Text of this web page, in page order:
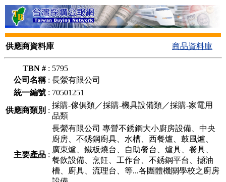
供應商資料庫 商品資料庫
TBN # : 5795
公司名稱: 長縈有限公司
統一編號 : 70501251
供應商類別 :
採購-傢俱類／採購-機具設備類／採購-家電用
品類
主要產品 :
長縈有限公司 專營不銹鋼大小廚房設備、中央
廚房、不銹鋼廚具、水槽、西餐爐、鼓風爐、
廣東爐、鐵板燒台、自助餐台、爐具、餐具、
餐飲設備、烹飪、工作台、不銹鋼平台、擷油
槽、廚具、流理台、等...各團體機關學校之廚房